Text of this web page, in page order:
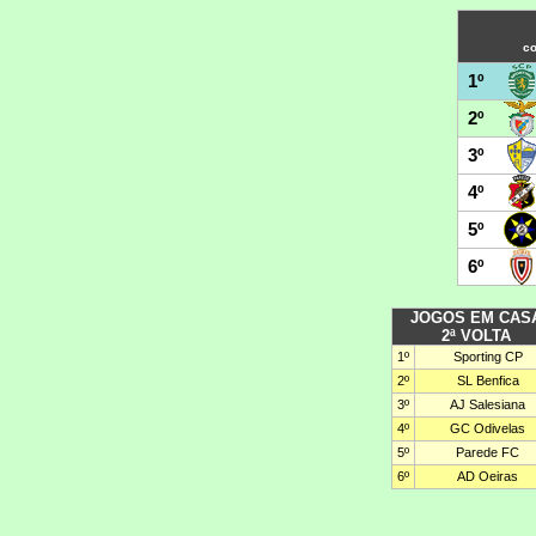
1º
2º
3º
4º
5º
6º
JOGOS EM
2ª VOLTA
1º
Sporting CP
2º
SL Benfica
3º
AJ Salesiana
4º
GC Odivelas
5º
Parede FC
6º
AD Oeiras